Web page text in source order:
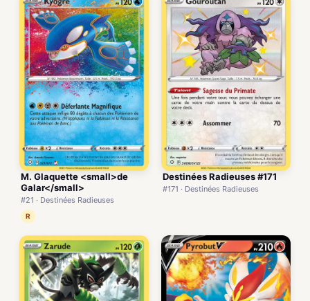
M. Glaquette <small>de
Galar</small>
#21 · Destinées Radieuses
R
Destinées Radieuses #171
#171 · Destinées Radieuses